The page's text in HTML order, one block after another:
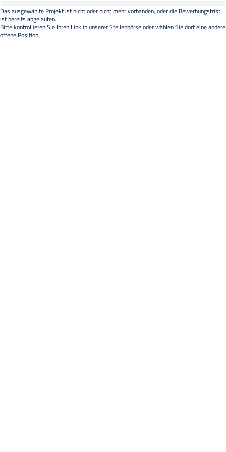
Das ausgewählte Projekt ist nicht oder nicht mehr vorhanden, oder die Bewerbungsfrist
ist bereits abgelaufen.
Bitte kontrollieren Sie Ihren Link in unsererStellenbörseoder wählen Sie dort eine andere
offene Position.